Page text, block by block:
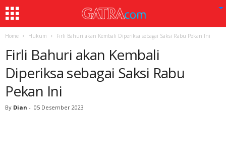
Home Hukum Firli Bahuri akan Kembali Diperiksa sebagai Saksi Rabu Pekan Ini
Firli Bahuri akan Kembali
Diperiksa sebagai Saksi Rabu
Pekan Ini
By Dian - 05 Desember 2023